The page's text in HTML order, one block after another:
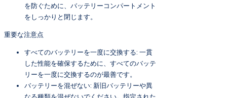
を防ぐために、バッテリーコンパートメント
をしっかりと閉じます。
重要な注意点
すべてのバッテリーを一度に交換する: 一貫
した性能を確保するために、すべてのバッテ
リーを一度に交換するのが最善です。
バッテリーを混ぜない: 新旧バッテリーや異